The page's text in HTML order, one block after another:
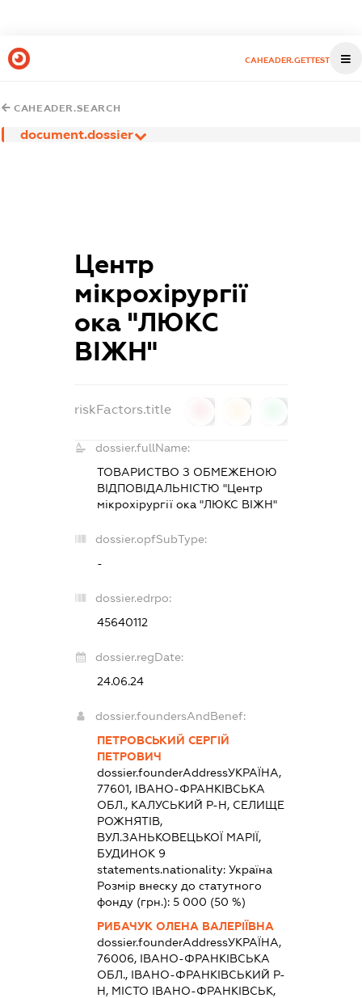
CAHEADER.GETTEST
CAHEADER.SEARCH
document.dossier
Центр
мікрохірургії
ока "ЛЮКС
ВІЖН"
riskFactors.title
dossier.fullName:
ТОВАРИСТВО З ОБМЕЖЕНОЮ
ВІДПОВІДАЛЬНІСТЮ "Центр
мікрохірургії ока "ЛЮКС ВІЖН"
dossier.opfSubType:
-
dossier.edrpo:
45640112
dossier.regDate:
24.06.24
dossier.foundersAndBenef:
ПЕТРОВСЬКИЙ СЕРГІЙ
ПЕТРОВИЧ
dossier.founderAddressУКРАЇНА,
77601, ІВАНО-ФРАНКІВСЬКА
ОБЛ., КАЛУСЬКИЙ Р-Н, СЕЛИЩЕ
РОЖНЯТІВ,
ВУЛ.ЗАНЬКОВЕЦЬКОЇ МАРІЇ,
БУДИНОК 9
statements.nationality: Україна
Розмір внеску до статутного
фонду (грн.): 5 000 (50 %)
РИБАЧУК ОЛЕНА ВАЛЕРІЇВНА
dossier.founderAddressУКРАЇНА,
76006, ІВАНО-ФРАНКІВСЬКА
ОБЛ., ІВАНО-ФРАНКІВСЬКИЙ Р-
Н, МІСТО ІВАНО-ФРАНКІВСЬК,